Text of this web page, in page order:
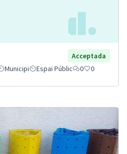
Acceptada
Municipi Espai Públic 0 0